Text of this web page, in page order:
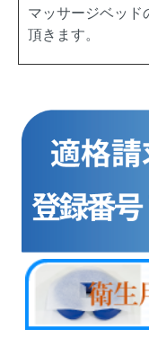
マッサージベッド
頂きます。